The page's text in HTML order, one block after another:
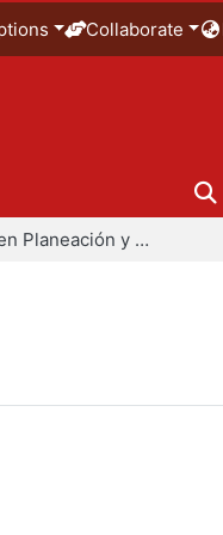
Collaborate
Maestría en Planeación y Políticas Metropolitanas